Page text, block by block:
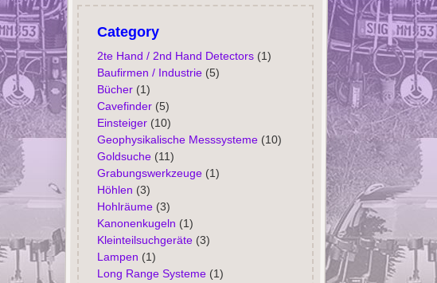
Category
2te Hand / 2nd Hand Detectors(1)
Baufirmen / Industrie(5)
Bücher(1)
Cavefinder(5)
Einsteiger(10)
Geophysikalische Messsysteme(10)
Goldsuche(11)
Grabungswerkzeuge(1)
Höhlen (3)
Hohlräume(3)
Kanonenkugeln (1)
Kleinteilsuchgeräte(3)
Lampen (1)
Long Range Systeme(1)